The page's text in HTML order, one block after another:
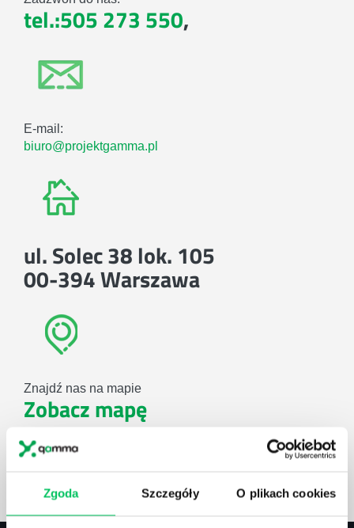
Zgoda Szczegóły O plikach cookies
tel.:505 273 550,
E-mail:
biuro@projektgamma.pl
ul. Solec 38 lok. 105
00-394 Warszawa
Znajdź nas na mapie
Zobacz mapę
ZAPYTAJ O NASZE ROZWIĄZANIA